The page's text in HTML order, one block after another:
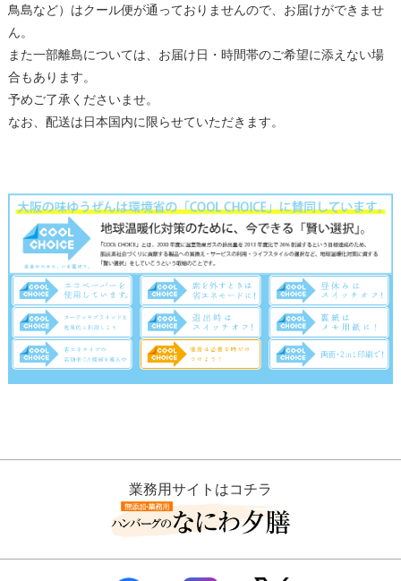
鳥島など）はクール便が通っておりませんので、お届けができませ
ん。
また一部離島については、お届け日・時間帯のご希望に添えない場
合もあります。
予めご了承くださいませ。
なお、配送は日本国内に限らせていただきます。
業務用サイトはコチラ